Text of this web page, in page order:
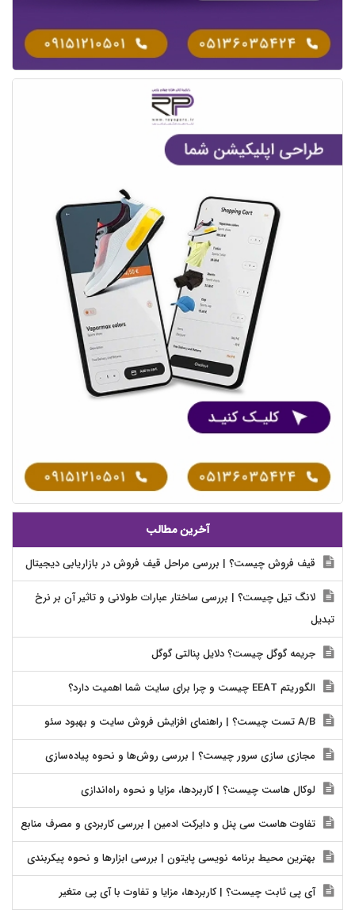
آخرین مطالب
قیف فروش چیست؟ | بررسی مراحل قیف فروش در بازاریابی دیجیتال
لانگ تیل چیست؟ | بررسی ساختار عبارات طولانی و تاثیر آن بر نرخ
تبدیل
جریمه گوگل چیست؟ دلایل پنالتی گوگل
الگوریتم EEAT چیست و چرا برای سایت شما اهمیت دارد؟
مجازی سازی سرور چیست؟ | بررسی روش‌ها و نحوه پیاده‌سازی
لوکال هاست چیست؟ | کاربردها، مزایا و نحوه راه‌اندازی
تفاوت هاست سی پنل و دایرکت ادمین | بررسی کاربردی و مصرف منابع
بهترین محیط برنامه نویسی پایتون | بررسی ابزارها و نحوه پیکربندی
آی پی ثابت چیست؟ | کاربردها، مزایا و تفاوت با آی پی متغیر